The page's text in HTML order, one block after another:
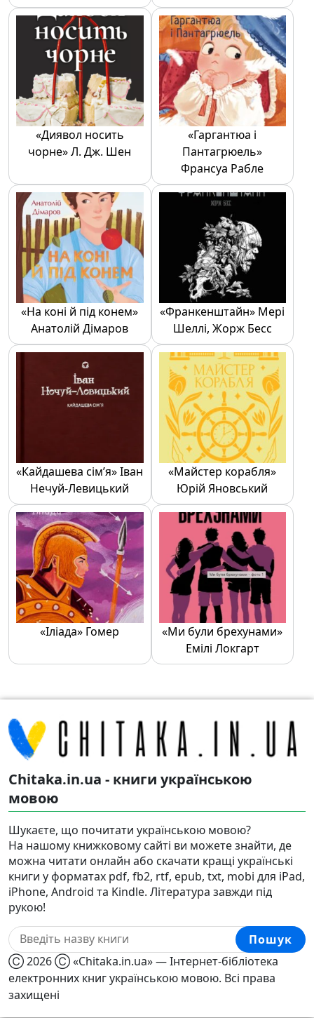
«Диявол носить
чорне» Л. Дж. Шен
«Гаргантюа і
Пантагрюель»
Франсуа Рабле
«На коні й під конем»
Анатолій Дімаров
«Франкенштайн» Мері
Шеллі, Жорж Бесс
«Кайдашева сім’я» Іван
Нечуй-Левицький
«Майстер корабля»
Юрій Яновський
«Іліада» Гомер
«Ми були брехунами»
Емілі Локгарт
Chitaka.in.ua - книги українською
мовою
Шукаєте, що почитати українською мовою?
На нашому книжковому сайті ви можете знайти, де
можна читати онлайн або скачати кращі українські
книги у форматах pdf, fb2, rtf, epub, txt, mobi для iPad,
iPhone, Android та Kindle. Література завжди під
рукою!
Пошук
Ⓒ 2026 Ⓒ «Chitaka.in.ua» — Інтернет-бібліотека
електронних книг українською мовою. Всі права
захищені